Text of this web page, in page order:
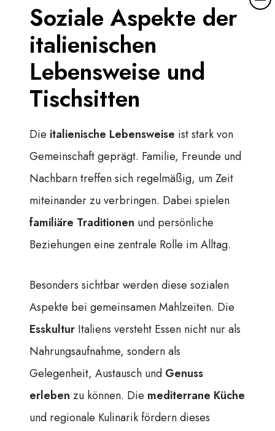
Soziale Aspekte der
italienischen
Lebensweise und
Tischsitten
Die italienische Lebensweise ist stark von
Gemeinschaft geprägt. Familie, Freunde und
Nachbarn treffen sich regelmäßig, um Zeit
miteinander zu verbringen. Dabei spielen
familiäre Traditionen und persönliche
Beziehungen eine zentrale Rolle im Alltag.
Besonders sichtbar werden diese sozialen
Aspekte bei gemeinsamen Mahlzeiten. Die
Esskultur Italiens versteht Essen nicht nur als
Nahrungsaufnahme, sondern als
Gelegenheit, Austausch und Genuss
erleben zu können. Die mediterrane Küche
und regionale Kulinarik fördern dieses